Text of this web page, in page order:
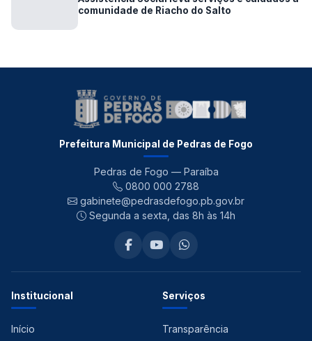
comunidade de Riacho do Salto
Prefeitura Municipal de Pedras de Fogo
Pedras de Fogo — Paraíba
0800 000 2788
gabinete@pedrasdefogo.pb.gov.br
Segunda a sexta, das 8h às 14h
Institucional
Início
Serviços
Transparência